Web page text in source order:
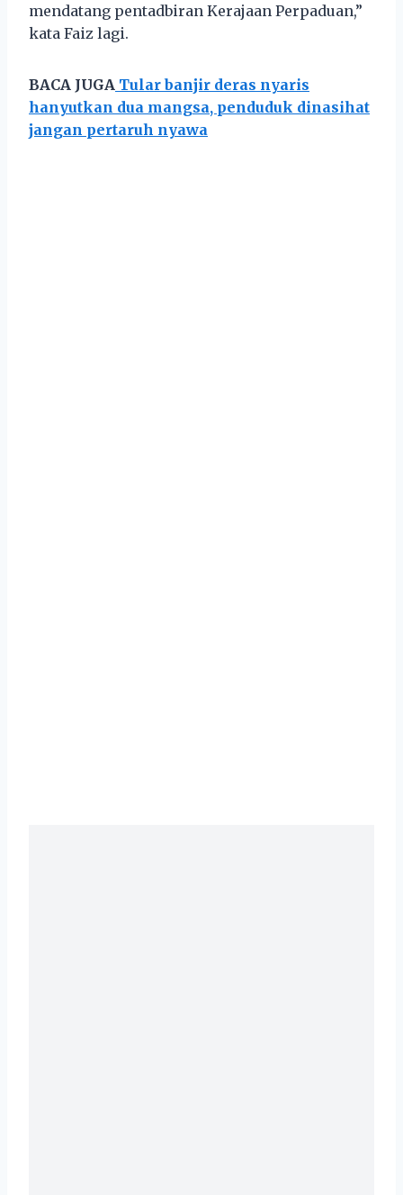
mendatang pentadbiran Kerajaan Perpaduan,”
kata Faiz lagi.
BACA JUGA Tular banjir deras nyaris
hanyutkan dua mangsa, penduduk dinasihat
jangan pertaruh nyawa